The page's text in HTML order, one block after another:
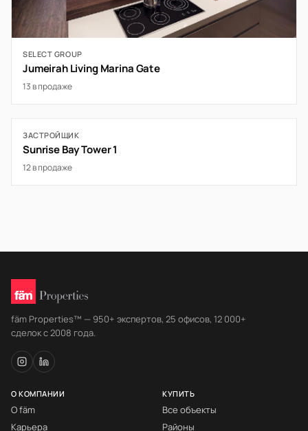
SELECT GROUP
Jumeirah Living Marina Gate
13 в продаже
ЗАСТРОЙЩИК
Sunrise Bay Tower 1
12 в продаже
fäm Properties™ — 950+ экспертов, 25 офисов, 12 000+
сделок с 2008 года.
О КОМПАНИИ
О fäm
Карьера
КУПИТЬ
Все объекты
Районы